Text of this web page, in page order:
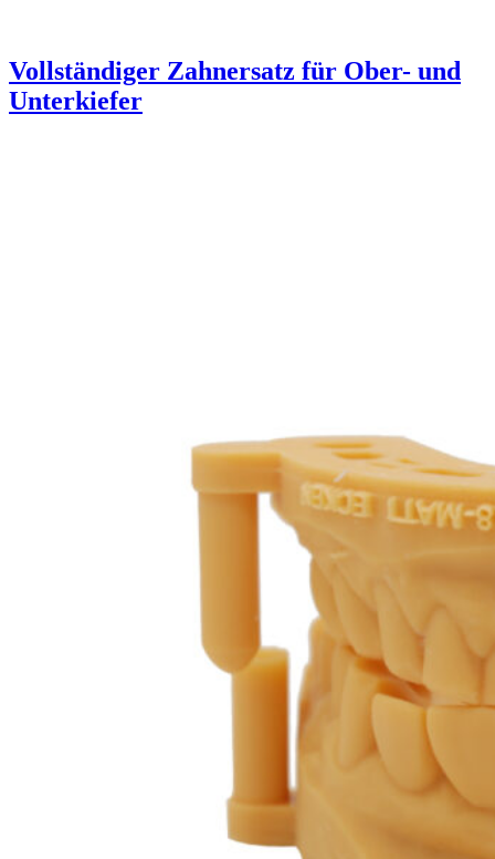
Vollständiger Zahnersatz für Ober- und
Unterkiefer